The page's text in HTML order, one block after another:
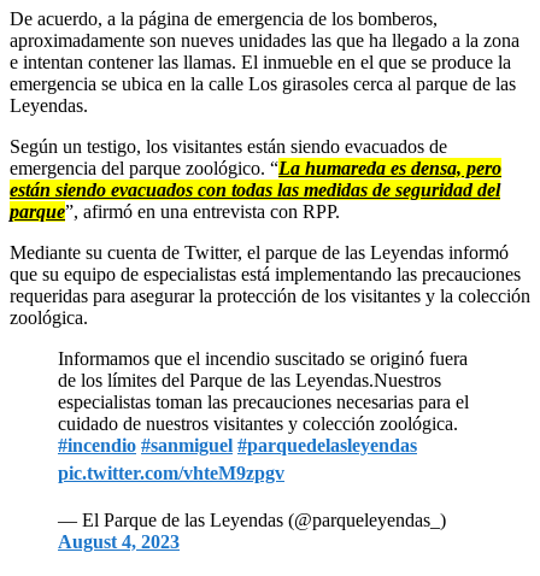
De acuerdo, a la página de emergencia de los bomberos,
aproximadamente son nueves unidades las que ha llegado a la zona
e intentan contener las llamas. El inmueble en el que se produce la
emergencia se ubica en la calle Los girasoles cerca al parque de las
Leyendas.
Según un testigo, los visitantes están siendo evacuados de
emergencia del parque zoológico. “La humareda es densa, pero
están siendo evacuados con todas las medidas de seguridad del
parque”, afirmó en una entrevista con RPP.
Mediante su cuenta de Twitter, el parque de las Leyendas informó
que su equipo de especialistas está implementando las precauciones
requeridas para asegurar la protección de los visitantes y la colección
zoológica.
Informamos que el incendio suscitado se originó fuera
de los límites del Parque de las Leyendas.Nuestros
especialistas toman las precauciones necesarias para el
cuidado de nuestros visitantes y colección zoológica.
#incendio #sanmiguel #parquedelasleyendas
pic.twitter.com/vhteM9zpgv
— El Parque de las Leyendas (@parqueleyendas_)
August 4, 2023